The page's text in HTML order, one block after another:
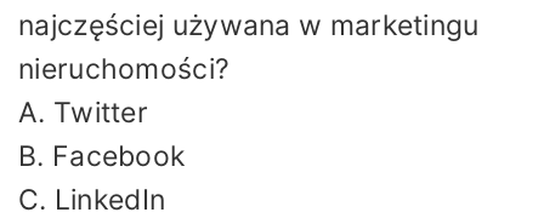
najczęściej używana w marketingu
nieruchomości?
A. Twitter
B. Facebook
C. LinkedIn